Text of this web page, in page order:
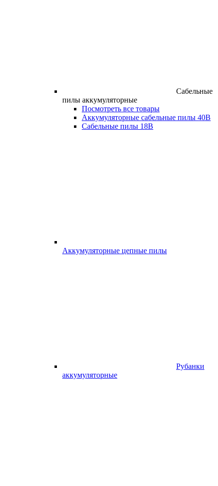
Сабельные
пилы аккумуляторные
Посмотреть все товары
Аккумуляторные сабельные пилы 40В
Сабельные пилы 18В
Аккумуляторные цепные пилы
Рубанки
аккумуляторные